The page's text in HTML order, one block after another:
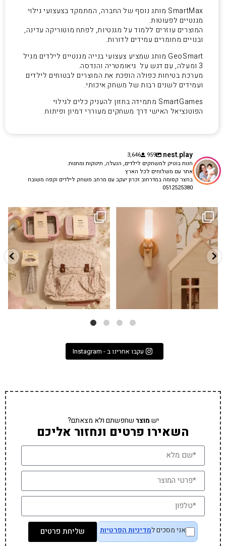
SmartMax מותג נוסף של החברה, המתמקד בצעצועי גילוי
מגנטיים לפעוטות.
המוצרים עוזרים ללמוד על מגנטיות, לפתח מוטוריקה עדינה,
ובנויים מחומרים עמידים לדורות.
GeoSmart מותג שמציע צעצועי בנייה מגנטיים לילדים מגיל
3 ומעלה, עם דגש על גיאומטריה והנדסה.
מערכת בטיחות כפולה הופכת את המוצרים לבטוחים לילדים
ועמידים לשנים רבות של משחק איכותי.
SmartGames מתמידה בחזון להעניק כלים לגילוי
הפוטנציאל האישי דרך משחקים מעוררי דמיון ופיתוח.
nest.play
959
3,646
חנות בוטיק למשחקים לילדים, הנעלה, תינוקות ומתנות.
אתר עם משלוחים לכל הארץ
בחצר קסומה במדרחוב זכרון יעקב עם מרחב משחק לילדים וקפה משובח
0512525380
✨ חוזרים למסגרת בסטייל! ✨
הקולקציה החדשה...
9 4
גם פריט עיצובי לחדר, גם מנורת לילה
...
3 0
עקבו אחרינו ב - Instagram
ישמוצרשחפשתם ולא מצאתם?
השאירו פרטים ונחזור אליכם
אני מסכים למדיניות הפרטיות שליחת פרטים